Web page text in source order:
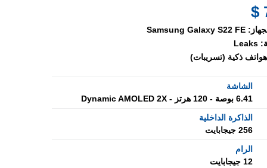
Samsung Galaxy S22 FE
Leaks
هواتف ذكية (تسريبات)
الشاشة
6.41 بوصة - 120 هرتز - Dynamic AMOLED 2X
الذاكرة الداخلية
256 جيجابايت
الرام
12 جيجابايت